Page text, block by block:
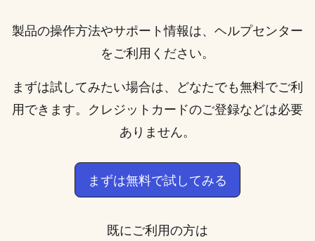
製品の操作方法やサポート情報は、 ヘルプセンター
をご利用ください。
まずは試してみたい場合は、どなたでも無料でご利
用できます。クレジットカードのご登録などは必要
ありません。
まずは無料で試してみる
既にご利用の方は